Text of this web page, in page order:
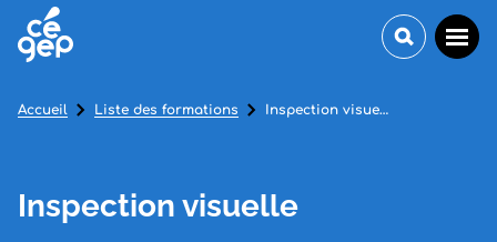
Inspection visuelle
Accueil Liste des formations Inspection visuelle